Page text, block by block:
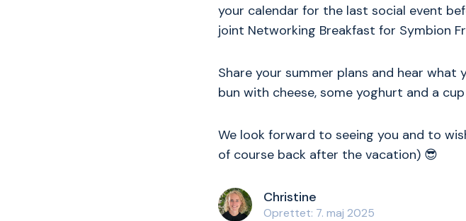
your calendar for the last social event
joint Networking Breakfast for Symbion
Share your summer plans and hear what
bun with cheese, some yoghurt and a
We look forward to seeing you and to
of course back after the vacation) 😎
Christine
Oprettet: 7. maj 2025